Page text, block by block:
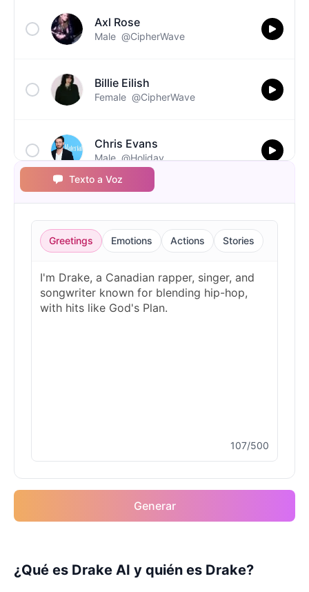
Axl Rose
Male @CipherWave
Billie Eilish
Female @CipherWave
Chris Evans
Male @Holiday
Christopher Walken
Male @Kairox
Male @Lucas
Male @PeachyCloud
Emilia Clarke
Female @NYCgirl2009
Eminem
Texto a Voz
Greetings Emotions Actions Stories
107/500
Generar
¿Qué es Drake AI y quién es Drake?